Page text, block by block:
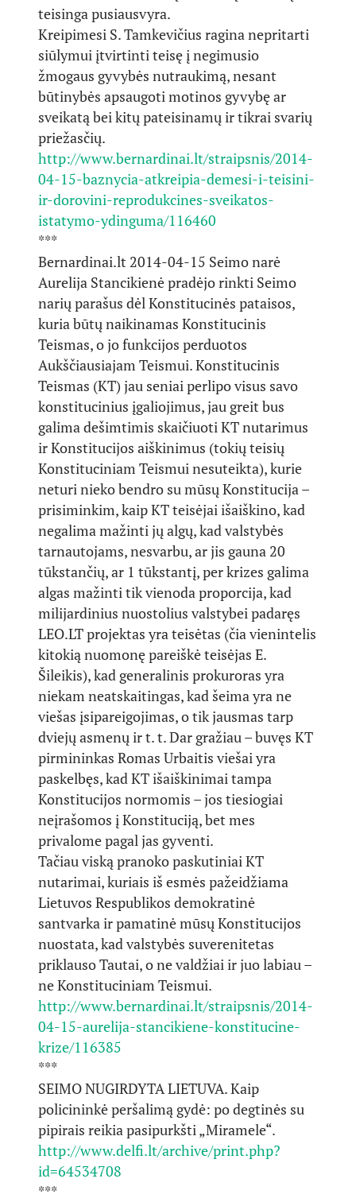
teisinga pusiausvyra.
Kreipimesi S. Tamkevičius ragina nepritarti
siūlymui įtvirtinti teisę į negimusio
žmogaus gyvybės nutraukimą, nesant
būtinybės apsaugoti motinos gyvybę ar
sveikatą bei kitų pateisinamų ir tikrai svarių
priežasčių.
http://www.bernardinai.lt/straipsnis/2014-
04-15-baznycia-atkreipia-demesi-i-teisini-
ir-dorovini-reprodukcines-sveikatos-
istatymo-ydinguma/116460
***
Bernardinai.lt 2014-04-15 Seimo narė
Aurelija Stancikienė pradėjo rinkti Seimo
narių parašus dėl Konstitucinės pataisos,
kuria būtų naikinamas Konstitucinis
Teismas, o jo funkcijos perduotos
Aukščiausiajam Teismui. Konstitucinis
Teismas (KT) jau seniai perlipo visus savo
konstitucinius įgaliojimus, jau greit bus
galima dešimtimis skaičiuoti KT nutarimus
ir Konstitucijos aiškinimus (tokių teisių
Konstituciniam Teismui nesuteikta), kurie
neturi nieko bendro su mūsų Konstitucija –
prisiminkim, kaip KT teisėjai išaiškino, kad
negalima mažinti jų algų, kad valstybės
tarnautojams, nesvarbu, ar jis gauna 20
tūkstančių, ar 1 tūkstantį, per krizes galima
algas mažinti tik vienoda proporcija, kad
milijardinius nuostolius valstybei padaręs
LEO.LT projektas yra teisėtas (čia vienintelis
kitokią nuomonę pareiškė teisėjas E.
Šileikis), kad generalinis prokuroras yra
niekam neatskaitingas, kad šeima yra ne
viešas įsipareigojimas, o tik jausmas tarp
dviejų asmenų ir t. t. Dar gražiau – buvęs KT
pirmininkas Romas Urbaitis viešai yra
paskelbęs, kad KT išaiškinimai tampa
Konstitucijos normomis – jos tiesiogiai
neįrašomos į Konstituciją, bet mes
privalome pagal jas gyventi.
Tačiau viską pranoko paskutiniai KT
nutarimai, kuriais iš esmės pažeidžiama
Lietuvos Respublikos demokratinė
santvarka ir pamatinė mūsų Konstitucijos
nuostata, kad valstybės suverenitetas
priklauso Tautai, o ne valdžiai ir juo labiau –
ne Konstituciniam Teismui.
http://www.bernardinai.lt/straipsnis/2014-
04-15-aurelija-stancikiene-konstitucine-
krize/116385
***
SEIMO NUGIRDYTA LIETUVA. Kaip
policininkė peršalimą gydė: po degtinės su
pipirais reikia pasipurkšti „Miramele“.
http://www.delfi.lt/archive/print.php?
id=64534708
***